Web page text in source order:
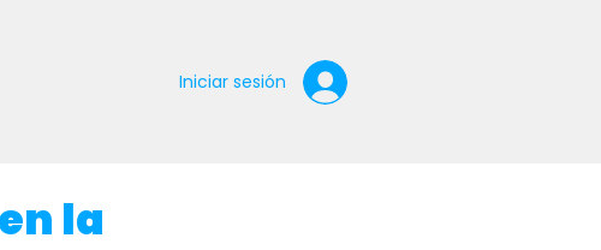
Iniciar sesión
la